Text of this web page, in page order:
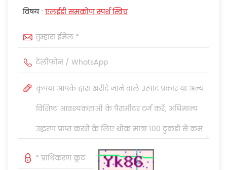
विषय :एलईडी समकोण स्पर्श स्विच